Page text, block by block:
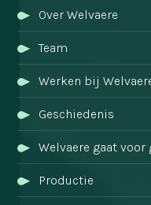
Over Welvaere
Team
Werken bij
Geschiedenis
Welvaere gaat voor
Productie